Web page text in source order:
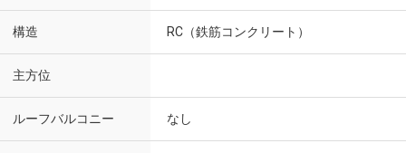
構造 RC（鉄筋コンクリート）
主方位
ルーフバルコニー なし